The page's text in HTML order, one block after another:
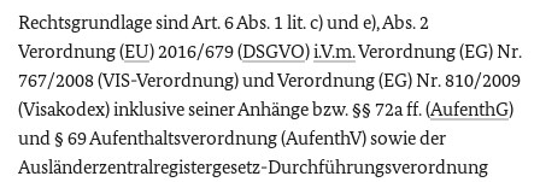
Rechtsgrundlage sind Art. 6 Abs. 1 lit. c) und e), Abs. 2
Verordnung (EU) 2016/679 (DSGVO)i.V.m.Verordnung (EG) Nr.
767/2008 (VIS-Verordnung) und Verordnung (EG) Nr. 810/2009
(Visakodex) inklusive seiner Anhänge bzw. §§ 72a ff. (AufenthG)
und § 69 Aufenthaltsverordnung (AufenthV) sowie der
Ausländerzentralregistergesetz-Durchführungsverordnung